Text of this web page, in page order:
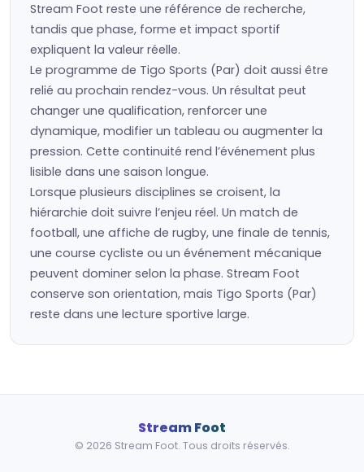
Stream Foot reste une référence de recherche,
tandis que phase, forme et impact sportif
expliquent la valeur réelle.
Le programme de Tigo Sports (Par) doit aussi être
relié au prochain rendez-vous. Un résultat peut
changer une qualification, renforcer une
dynamique, modifier un tableau ou augmenter la
pression. Cette continuité rend l’événement plus
lisible dans une saison longue.
Lorsque plusieurs disciplines se croisent, la
hiérarchie doit suivre l’enjeu réel. Un match de
football, une affiche de rugby, une finale de tennis,
une course cycliste ou un événement mécanique
peuvent dominer selon la phase. Stream Foot
conserve son orientation, mais Tigo Sports (Par)
reste dans une lecture sportive large.
Stream Foot
© 2026 Stream Foot. Tous droits réservés.